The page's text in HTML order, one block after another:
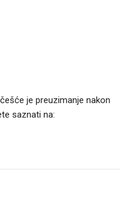
je preuzimanje nakon
saznati na: